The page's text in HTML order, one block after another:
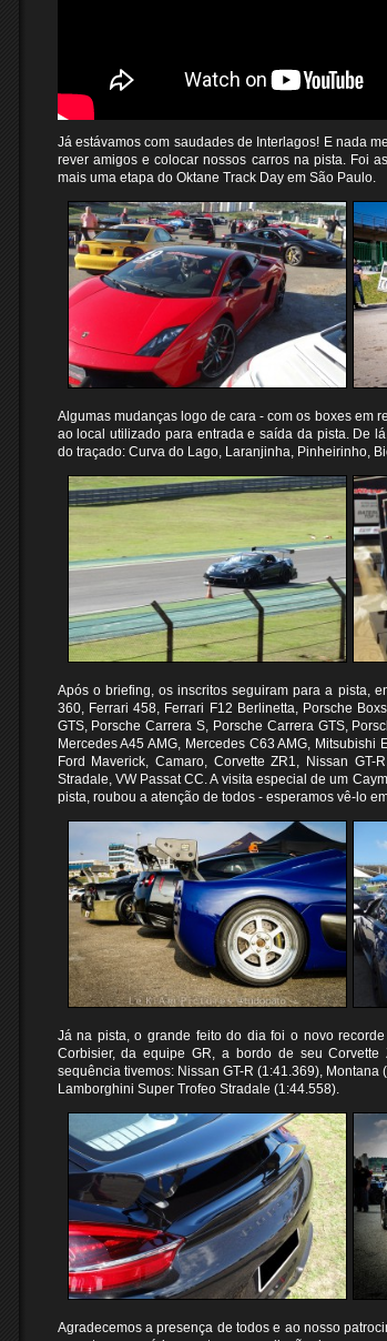
Já estávamos com saudades de Interlagos! E nada
rever amigos e colocar nossos carros na pista. Foi
mais uma etapa do Oktane Track Day em São Paulo.
Algumas mudanças logo de cara - com os boxes em
ao local utilizado para entrada e saída da pista. De
do traçado: Curva do Lago, Laranjinha, Pinheirinho,
Após o briefing, os inscritos seguiram para a pista,
360, Ferrari 458, Ferrari F12 Berlinetta, Porsche
GTS, Porsche Carrera S, Porsche Carrera GTS,
Mercedes A45 AMG, Mercedes C63 AMG, Mitsubishi
Ford Maverick, Camaro, Corvette ZR1, Nissan
Stradale, VW Passat CC. A visita especial de um
pista, roubou a atenção de todos - esperamos vê-lo
Já na pista, o grande feito do dia foi o novo
Corbisier, da equipe GR, a bordo de seu
sequência tivemos: Nissan GT-R (1:41.369),
Lamborghini Super Trofeo Stradale (1:44.558).
Agradecemos a presença de todos e ao nosso